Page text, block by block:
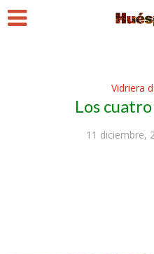
Vidriera
Los
11 diciembre,